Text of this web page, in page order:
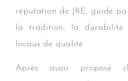
réputation de JRE, guidé
la tradition, la durabilité
locaux de qualité.
Après avoir proposé